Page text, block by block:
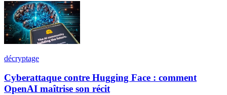
décryptage
Cyberattaque contre Hugging Face : comment
OpenAI maîtrise son récit